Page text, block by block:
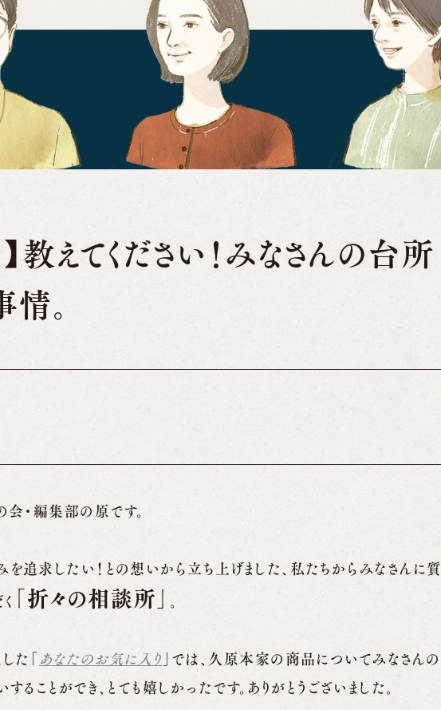
教えてください！みなさんの台所
。
会・編集部の原です。
追求したい！との想いから立ち上げました、私たちからみなさんに質
「折々の相談所」 。
た「 あなたのお気に入り 」では、久原本家の商品についてみなさんの
ることができ、とても嬉しかったです。ありがとうございました。